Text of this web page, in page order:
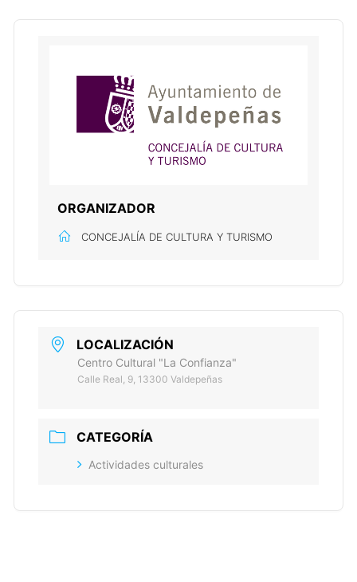
ORGANIZADOR
CONCEJALÍA DE CULTURA Y TURISMO
LOCALIZACIÓN
Centro Cultural "La Confianza"
Calle Real, 9, 13300 Valdepeñas
CATEGORÍA
Actividades culturales